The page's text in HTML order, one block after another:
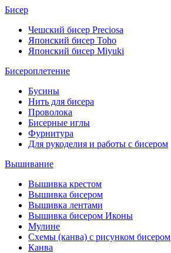
Бисер
Чешский бисер Preciosa
Японский бисер Toho
Японский бисер Miyuki
Бисероплетение
Бусины
Нить для бисера
Проволока
Бисерные иглы
Фурнитура
Для рукоделия и работы с бисером
Вышивание
Вышивка крестом
Вышивка бисером
Вышивка лентами
Вышивка бисером Иконы
Мулине
Схемы (канва) с рисунком бисером
Канва